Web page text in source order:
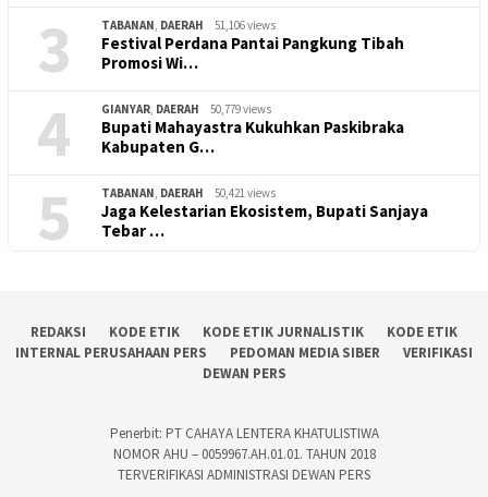
3 TABANAN DAERAH 51,106 views
Festival Perdana Pantai Pangkung Tibah
Promosi Wi…
4 GIANYAR DAERAH 50,779 views
Bupati Mahayastra Kukuhkan Paskibraka
Kabupaten G…
5 TABANAN DAERAH 50,421 views
Jaga Kelestarian Ekosistem, Bupati Sanjaya
Tebar …
REDAKSI KODE ETIK KODE ETIK JURNALISTIK
KODE ETIK
INTERNAL PERUSAHAAN PERS
PEDOMAN MEDIA SIBER
VERIFIKASI
DEWAN PERS
Penerbit: PT CAHAYA LENTERA KHATULISTIWA
NOMOR AHU – 0059967.AH.01.01. TAHUN 2018
TERVERIFIKASI ADMINISTRASI DEWAN PERS